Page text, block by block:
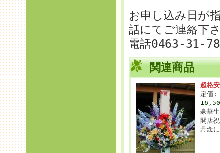
お申し込み日が
話にてご連絡下
電話0463-31-
関連商品
超格
定価:
豪華
開店
丹念